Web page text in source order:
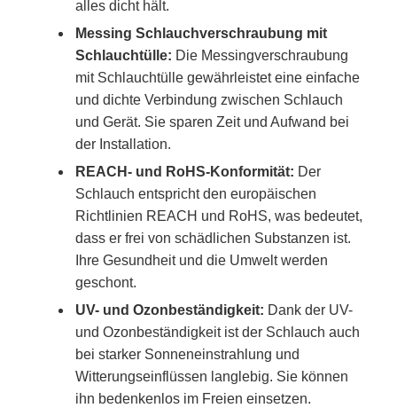
alles dicht hält.
Messing Schlauchverschraubung mit
Schlauchtülle: Die Messingverschraubung
mit Schlauchtülle gewährleistet eine einfache
und dichte Verbindung zwischen Schlauch
und Gerät. Sie sparen Zeit und Aufwand bei
der Installation.
REACH- und RoHS-Konformität: Der
Schlauch entspricht den europäischen
Richtlinien REACH und RoHS, was bedeutet,
dass er frei von schädlichen Substanzen ist.
Ihre Gesundheit und die Umwelt werden
geschont.
UV- und Ozonbeständigkeit: Dank der UV-
und Ozonbeständigkeit ist der Schlauch auch
bei starker Sonneneinstrahlung und
Witterungseinflüssen langlebig. Sie können
ihn bedenkenlos im Freien einsetzen.